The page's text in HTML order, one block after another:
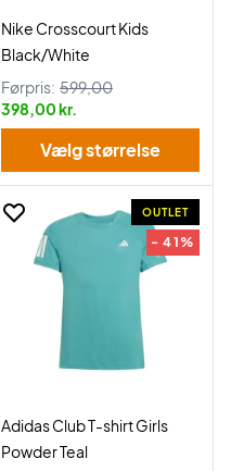
Nike Crosscourt Kids
Black/White
Førpris: 599,00
398,00 kr.
Vælg størrelse
OUTLET
- 41%
Adidas Club T-shirt Girls
Powder Teal